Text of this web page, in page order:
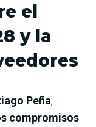
el
y la
Peña,
compromisos